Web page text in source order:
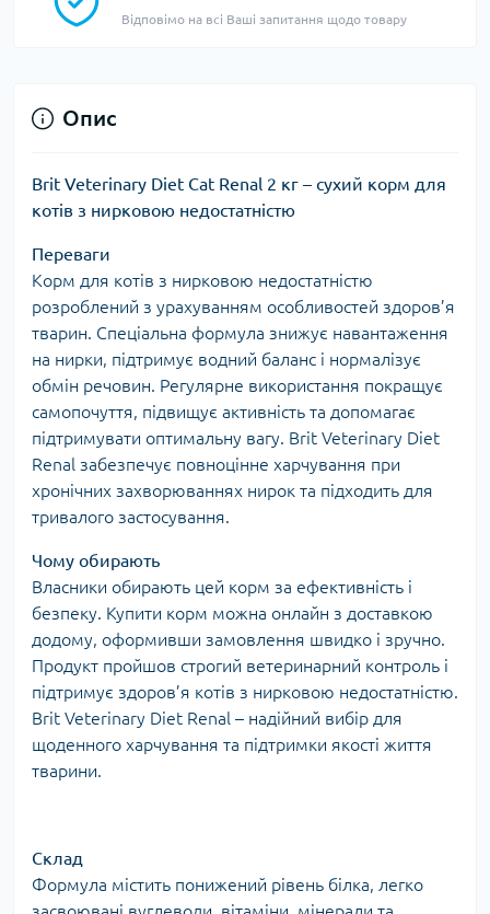
Відповімо на всі Ваші запитання щодо товару
Опис
Brit Veterinary Diet Cat Renal 2 кг – сухий корм для
котів з нирковою недостатністю
Переваги
Корм для котів з нирковою недостатністю
розроблений з урахуванням особливостей здоров’я
тварин. Спеціальна формула знижує навантаження
на нирки, підтримує водний баланс і нормалізує
обмін речовин. Регулярне використання покращує
самопочуття, підвищує активність та допомагає
підтримувати оптимальну вагу. Brit Veterinary Diet
Renal забезпечує повноцінне харчування при
хронічних захворюваннях нирок та підходить для
тривалого застосування.
Чому обирають
Власники обирають цей корм за ефективність і
безпеку. Купити корм можна онлайн з доставкою
додому, оформивши замовлення швидко і зручно.
Продукт пройшов строгий ветеринарний контроль і
підтримує здоров’я котів з нирковою недостатністю.
Brit Veterinary Diet Renal – надійний вибір для
щоденного харчування та підтримки якості життя
тварини.
Склад
Формула містить понижений рівень білка, легко